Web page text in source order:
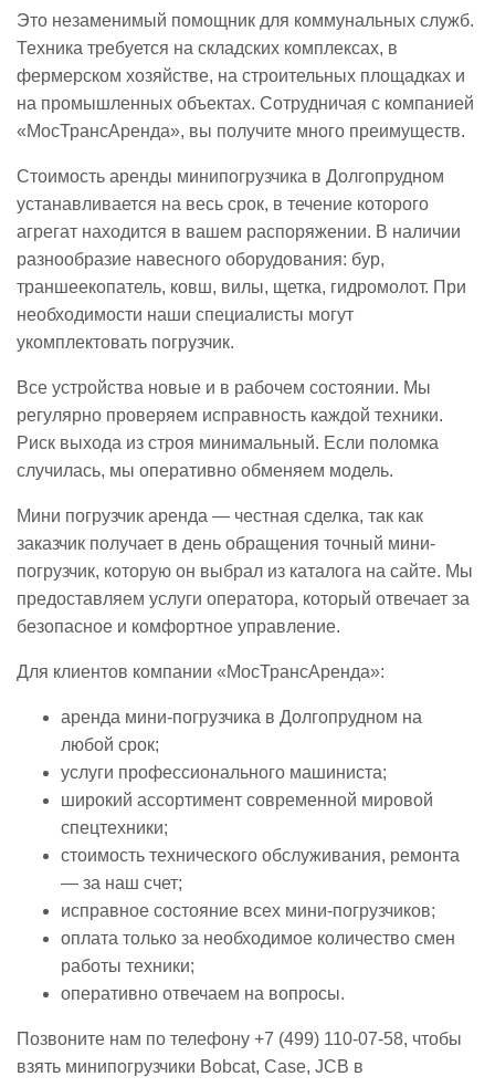
Это незаменимый помощник для коммунальных служб.
Техника требуется на складских комплексах, в
фермерском хозяйстве, на строительных площадках и
на промышленных объектах. Сотрудничая с компанией
«МосТрансАренда», вы получите много преимуществ.
Стоимость аренды минипогрузчика в Долгопрудном
устанавливается на весь срок, в течение которого
агрегат находится в вашем распоряжении. В наличии
разнообразие навесного оборудования: бур,
траншеекопатель, ковш, вилы, щетка, гидромолот. При
необходимости наши специалисты могут
укомплектовать погрузчик.
Все устройства новые и в рабочем состоянии. Мы
регулярно проверяем исправность каждой техники.
Риск выхода из строя минимальный. Если поломка
случилась, мы оперативно обменяем модель.
Мини погрузчик аренда — честная сделка, так как
заказчик получает в день обращения точный мини-
погрузчик, которую он выбрал из каталога на сайте. Мы
предоставляем услуги оператора, который отвечает за
безопасное и комфортное управление.
Для клиентов компании «МосТрансАренда»:
аренда мини-погрузчика в Долгопрудном на
любой срок;
услуги профессионального машиниста;
широкий ассортимент современной мировой
спецтехники;
стоимость технического обслуживания, ремонта
— за наш счет;
исправное состояние всех мини-погрузчиков;
оплата только за необходимое количество смен
работы техники;
оперативно отвечаем на вопросы.
Позвоните нам по телефону +7 (499) 110-07-58, чтобы
взять минипогрузчики Bobcat, Case, JCB в